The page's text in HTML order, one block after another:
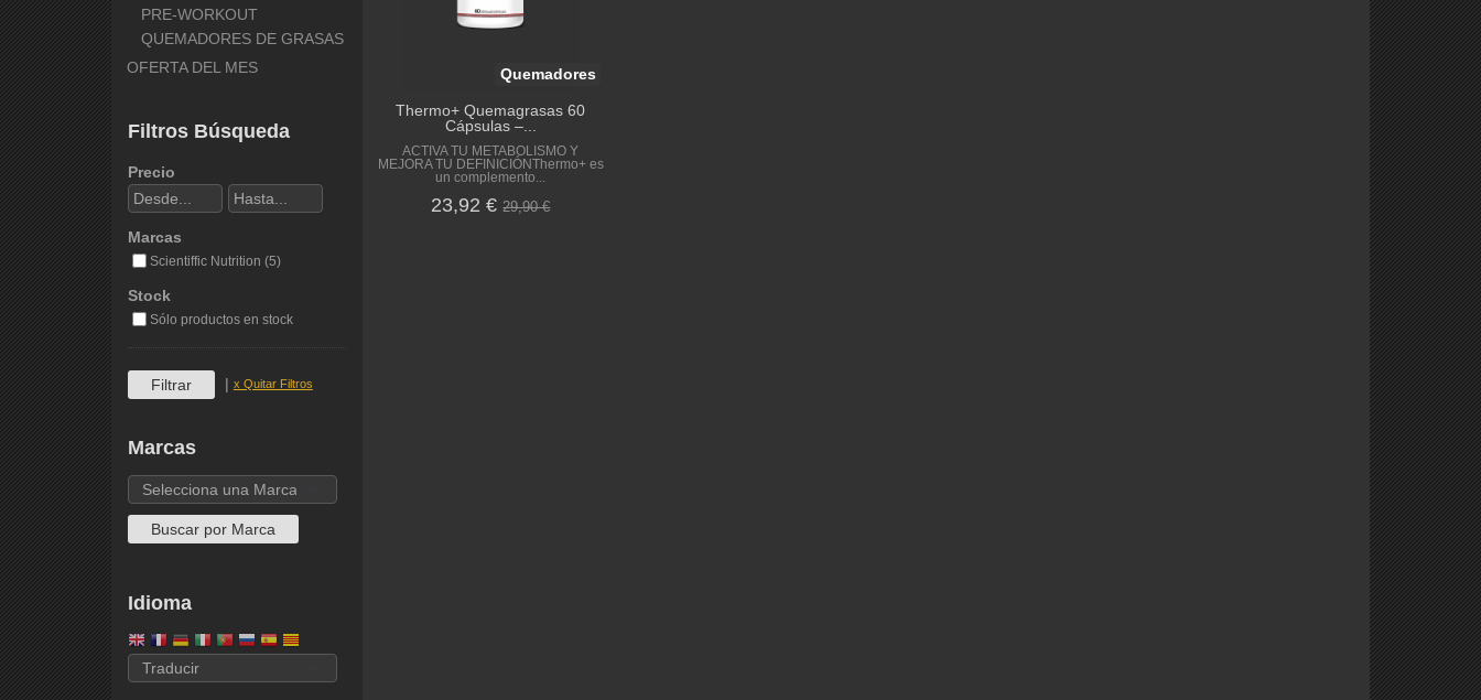
PRE-WORKOUT
QUEMADORES DE GRASAS
OFERTA DEL MES
Filtros Búsqueda
Precio
Marcas
Scientiffic Nutrition (5)
Stock
Sólo productos en stock
| x Quitar Filtros
Marcas
Idioma
Quemadores
Thermo+ Quemagrasas 60
Cápsulas –...
ACTIVA TU METABOLISMO Y
MEJORA TU DEFINICIÓNThermo+ es
un complemento...
23,92 €29,90 €